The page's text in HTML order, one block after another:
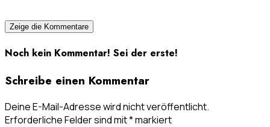
Zeige die Kommentare
Noch kein Kommentar! Sei der erste!
Schreibe einen Kommentar
Deine E-Mail-Adresse wird nicht veröffentlicht.
Erforderliche Felder sind mit*markiert